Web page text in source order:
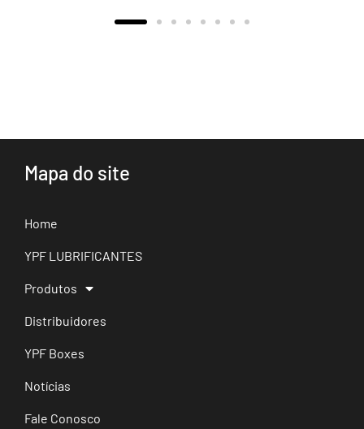
Mapa do site
Home
YPF LUBRIFICANTES
Produtos
Distribuidores
YPF Boxes
Notícias
Fale Conosco